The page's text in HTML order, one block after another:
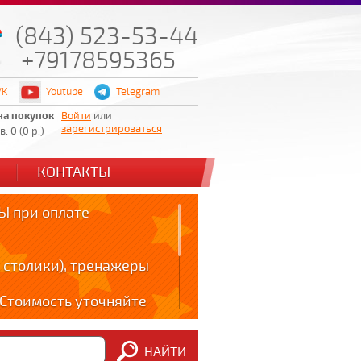
(843) 523-53-44
+79178595365
Youtube
Telegram
покупок
0 (0 р.)
Войти или
зарегистрироваться
КОНТАКТЫ
оплате
тренажеры
уточняйте
t.me/zabota16 ;
НАЙТИ